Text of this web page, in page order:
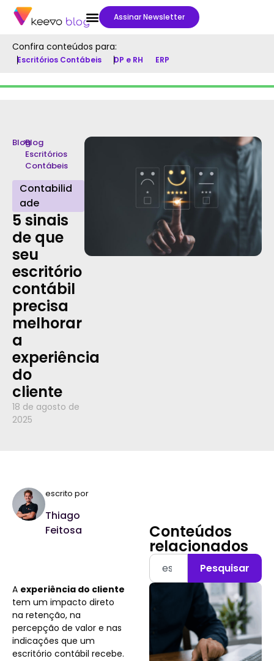
Assinar Newsletter
Confira conteúdos para:
Escritórios Contábeis DP e RH ERP
Blog
>Blog
Escritórios
Contábeis
Contabilid
ade
5 sinais
de que
seu
escritório
contábil
precisa
melhorar
a
experiência
do
cliente
18 de agosto de
2025
escrito por
Thiago
Feitosa
A experiência do cliente
tem um impacto direto
na retenção, na
percepção de valor e nas
indicações que um
escritório contábil recebe.
Conteúdos
relacionados
Pesquisar